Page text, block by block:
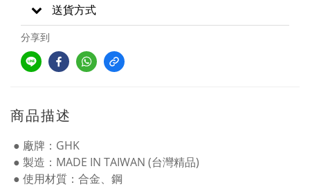
送貨方式
分享到
商品描述
● 廠牌：GHK
● 製造：MADE IN TAIWAN (台灣精品)
● 使用材質：合金、鋼